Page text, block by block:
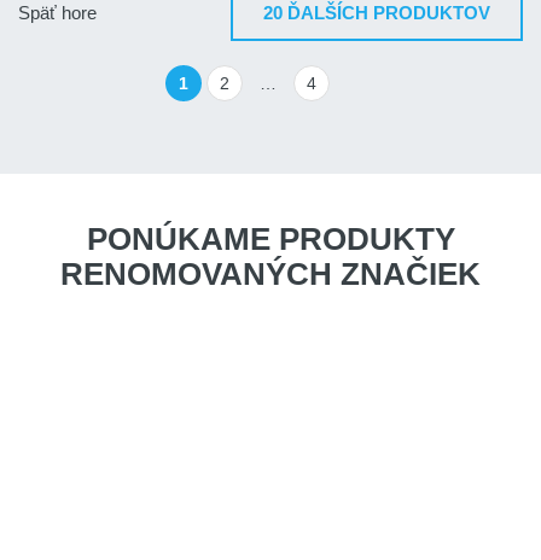
Späť hore 20 ĎALŠÍCH PRODUKTOV
1 2 4
PONÚKAME PRODUKTY
RENOMOVANÝCH ZNAČIEK